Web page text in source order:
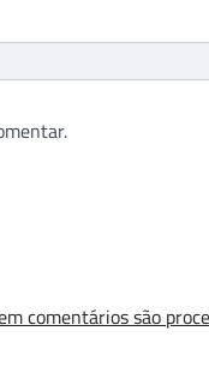
comentários são